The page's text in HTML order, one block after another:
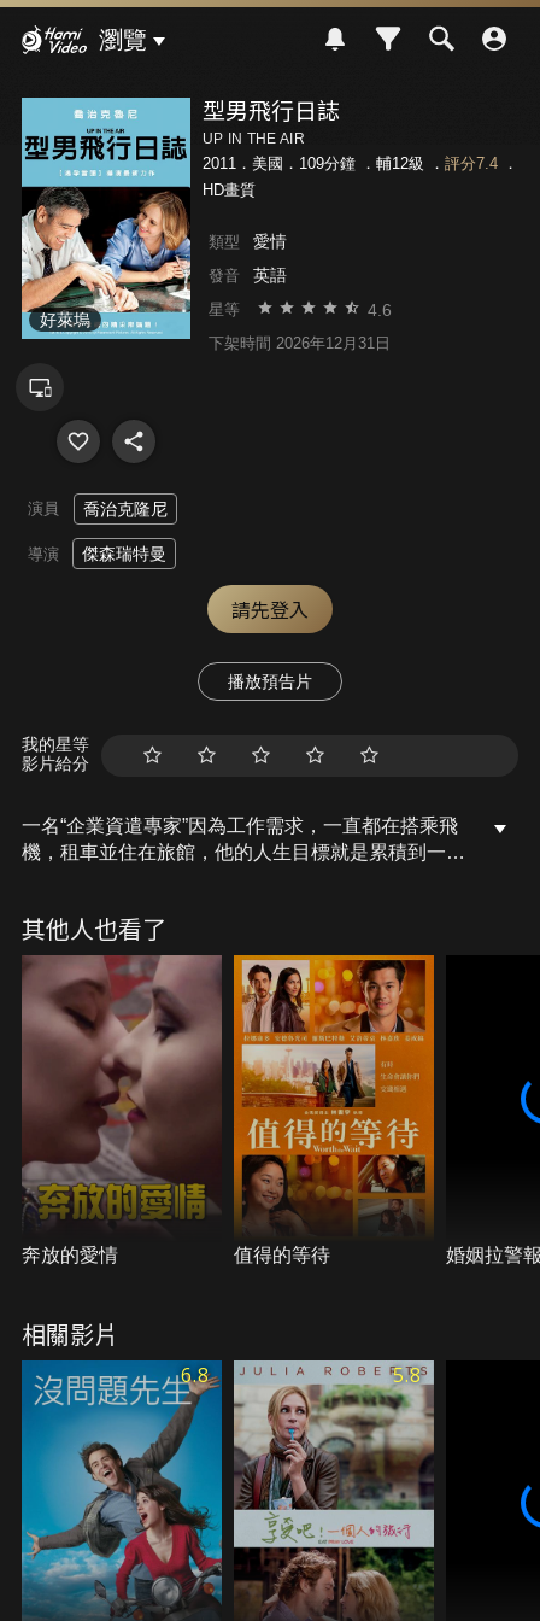
瀏覽
好萊塢
型男飛行日誌
UP IN THE AIR
2011．美國．109分鐘 ． 輔12級 ． 評分7.4．
HD畫質
類型 愛情
發音 英語
星等 4.6
下架時間 2026年12月31日
演員 喬治克隆尼
導演 傑森瑞特曼
請先登入
播放預告片
我的星等
影片給分
一名“企業資遣專家”因為工作需求，一直都在搭乘飛
機，租車並住在旅館，他的人生目標就是累積到一千
一個家的意義…
其他人也看了
奔放的愛情 值得的等待 婚姻拉警
相關影片
6.8 5.8